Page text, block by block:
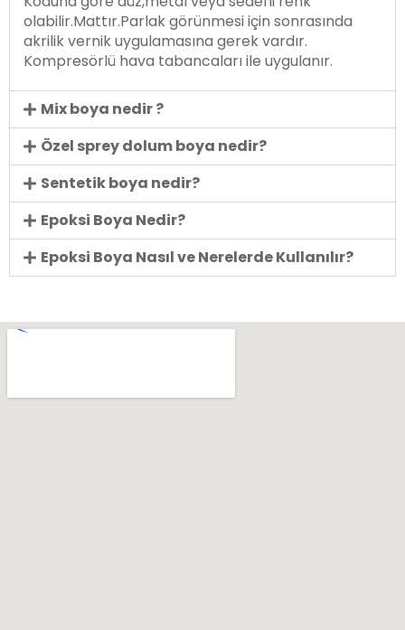
olabilir.Mattır.Parlak görünmesi için sonrasında
akrilik vernik uygulamasına gerek vardır.
Kompresörlü hava tabancaları ile uygulanır.
Mix boya nedir ?
Özel sprey dolum boya nedir?
Sentetik boya nedir?
Epoksi Boya Nedir?
Epoksi Boya Nasıl ve Nerelerde Kullanılır?